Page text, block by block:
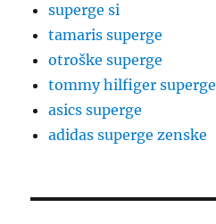
superge si
tamaris superge
otroške superge
tommy hilfiger superge
asics superge
adidas superge zenske